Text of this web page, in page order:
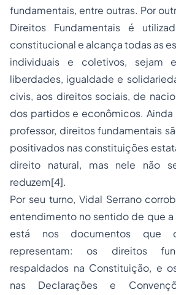
fundamentais, entre outras. Por
Direitos Fundamentais é
constitucional e alcança todas as
individuais e coletivos, sejam
liberdades, igualdade e
civis, aos direitos sociais, de
dos partidos e econômicos.
professor, direitos fundamentais
positivados nas constituições
direito natural, mas nele não
reduzem[4].
Por seu turno, Vidal Serrano
entendimento no sentido de que
está nos documentos que
representam: os direitos
respaldados na Constituição, e
nas Declarações e